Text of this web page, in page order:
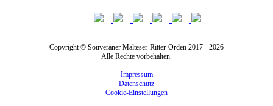
Copyright © Souveräner Malteser-Ritter-Orden 2017 - 2026
Alle Rechte vorbehalten.
Impressum
Datenschutz
Cookie-Einstellungen